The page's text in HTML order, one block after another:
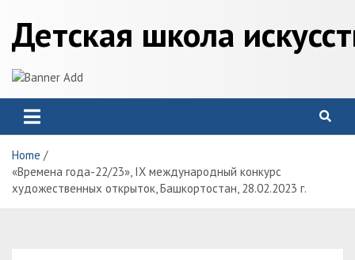
content
Детская школа
Home
«Времена года-22/23», IX международный конкурс
художественных открыток, Башкортостан, 28.02.2023 г.